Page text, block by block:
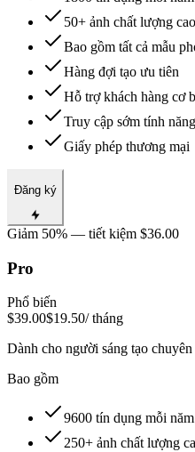
50+ ảnh chất lượng
Bao gồm tất cả mẫu
Hàng đợi tạo ưu tiên
Hỗ trợ khách hàng cơ
Truy cập sớm tính
Giấy phép thương mại
Đăng ký
Giảm 50% — tiết kiệm $36.00
Pro
Phổ biến
$39.00$19.50/ tháng
Dành cho người sáng tạo
Bao gồm
9600 tín dụng mỗi năm
250+ ảnh chất lượng